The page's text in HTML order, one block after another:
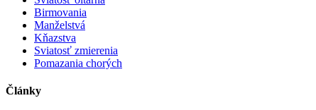
Birmovania
Manželstvá
Kňazstva
Sviatosť zmierenia
Pomazania chorých
Články